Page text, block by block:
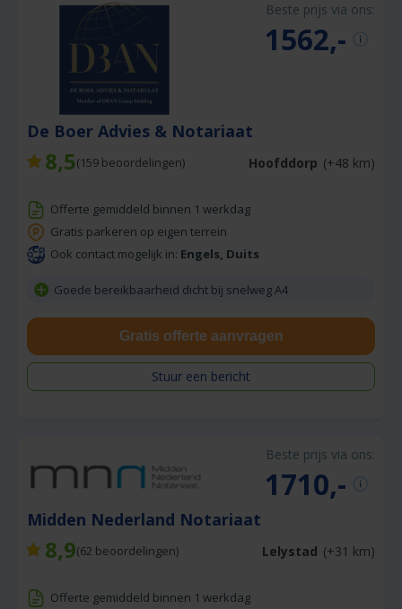
Beste prijs via ons:
1562,-
De Boer Advies & Notariaat
8,5(159 beoordelingen) Hoofddorp (+48 km)
Offerte gemiddeld binnen 1 werkdag
Gratis parkeren op eigen terrein
Ook contact mogelijk in: Engels, Duits
Goede bereikbaarheid dicht bij snelweg A4
Gratis offerte aanvragen
Stuur een bericht
Beste prijs via ons:
1710,-
Midden Nederland Notariaat
8,9(62 beoordelingen) Lelystad (+31 km)
Offerte gemiddeld binnen 1 werkdag